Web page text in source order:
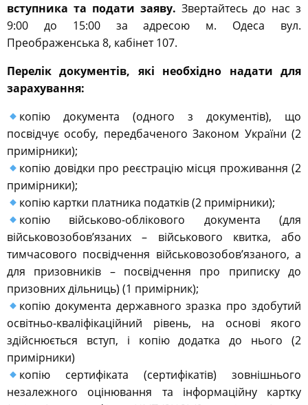
вступника та подати заяву. Звертайтесь до нас з
9:00 до 15:00 за адресою м. Одеса вул.
Преображенська 8, кабінет 107.
Перелік документів, які необхідно надати для
зарахування:
копію документа (одного з документів), що
посвідчує особу, передбаченого Законом України (2
примірники);
копію довідки про реєстрацію місця проживання (2
примірники);
копію картки платника податків (2 примірники);
копію військово-облікового документа (для
військовозобов’язаних – військового квитка, або
тимчасового посвідчення військовозобов’язаного, а
для призовників – посвідчення про приписку до
призовних дільниць) (1 примірник);
копію документа державного зразка про здобутий
освітньо-кваліфікаційний рівень, на основі якого
здійснюється вступ, і копію додатка до нього (2
примірники)
копію сертифіката (сертифікатів) зовнішнього
незалежного оцінювання та інформаційну картку